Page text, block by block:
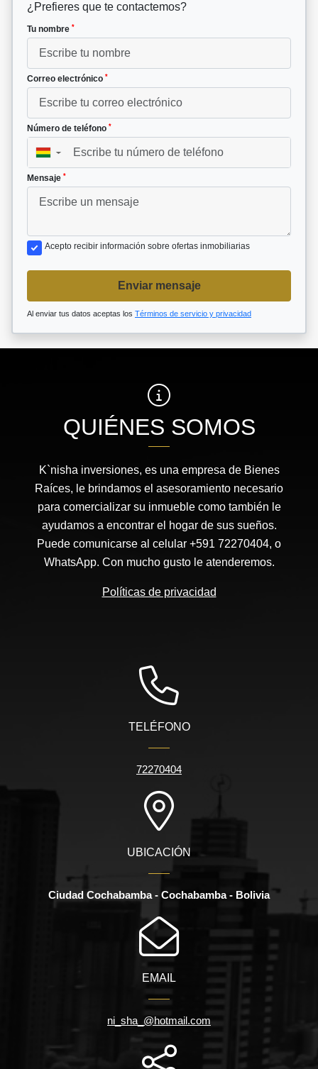
¿Prefieres que te contactemos?
Tu nombre *
Correo electrónico *
Número de teléfono *
▼
Mensaje *
Acepto recibir información sobre ofertas inmobiliarias
Enviar mensaje
Al enviar tus datos aceptas los Términos de servicio y privacidad
QUIÉNES SOMOS
K`nisha inversiones, es una empresa de Bienes
Raíces, le brindamos el asesoramiento necesario
para comercializar su inmueble como también le
ayudamos a encontrar el hogar de sus sueños.
Puede comunicarse al celular +591 72270404, o
WhatsApp. Con mucho gusto le atenderemos.
Políticas de privacidad
TELÉFONO
72270404
UBICACIÓN
Ciudad Cochabamba - Cochabamba - Bolivia
EMAIL
ni_sha_@hotmail.com